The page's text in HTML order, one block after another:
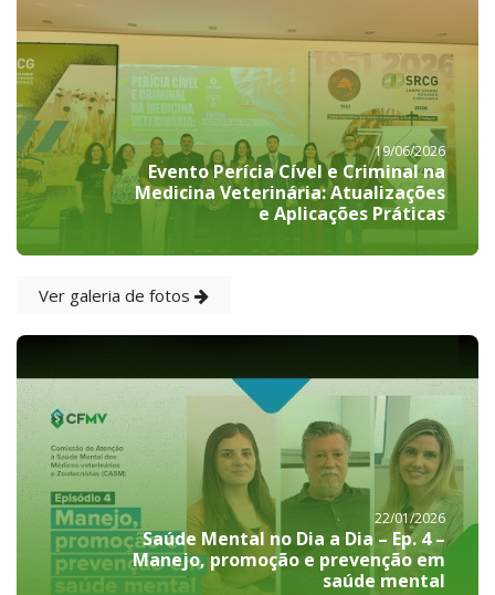
19/06/2026
Evento Perícia Cível e Criminal na
Medicina Veterinária: Atualizações
e Aplicações Práticas
Ver galeria de fotos
22/01/2026
Saúde Mental no Dia a Dia – Ep. 4 –
Manejo, promoção e prevenção em
saúde mental